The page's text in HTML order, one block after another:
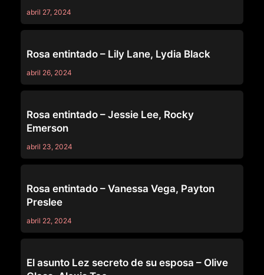
abril 27, 2024
Rosa entintado – Lily Lane, Lydia Black
abril 26, 2024
Rosa entintado – Jessie Lee, Rocky
Emerson
abril 23, 2024
Rosa entintado – Vanessa Vega, Payton
Preslee
abril 22, 2024
El asunto Lez secreto de su esposa – Olive